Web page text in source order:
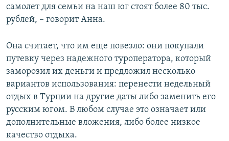
самолет для семьи на наш юг стоят более 80 тыс.
рублей, – говорит Анна.
Она считает, что им еще повезло: они покупали
путевку через надежного туроператора, который
заморозил их деньги и предложил несколько
вариантов использования: перенести недельный
отдых в Турции на другие даты либо заменить его
русским югом. В любом случае это означает или
дополнительные вложения, либо более низкое
качество отдыха.